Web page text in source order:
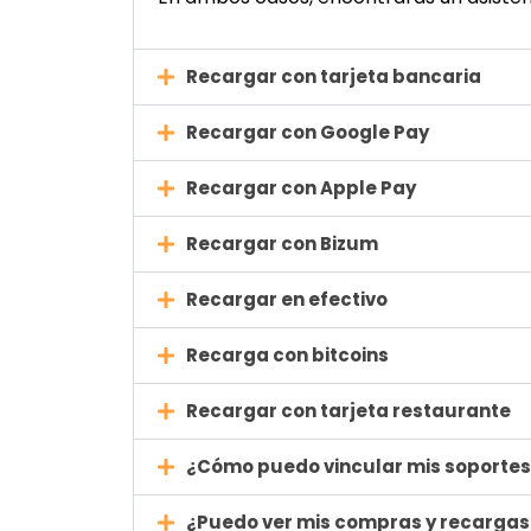
Recargar con tarjeta bancaria
Recargar con Google Pay
Recargar con Apple Pay
Recargar con Bizum
Recargar en efectivo
Recarga con bitcoins
Recargar con tarjeta restaurante
¿Cómo puedo vincular mis
¿Puedo ver mis compras y